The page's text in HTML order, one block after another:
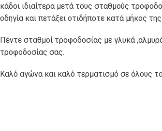
κάδοι ιδιαίτερα μετά τους σταθμούς
οδηγία και πετάξει οτιδήποτε κατά μήκος
Πέντε σταθμοί τροφοδοσίας με γλυκά
τροφοδοσίας σας.
Καλό αγώνα και καλό τερματισμό σε όλους